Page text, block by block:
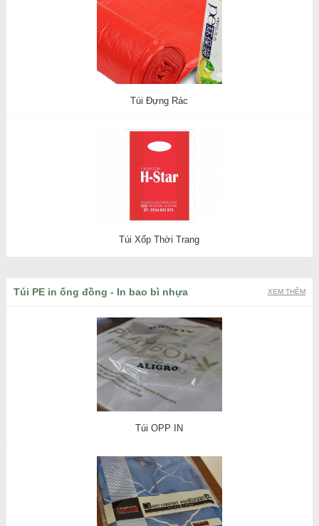
Túi Đựng Rác
Túi Xốp Thời Trang
Túi PE in ống đồng - In bao bì nhựa XEM THÊM
Túi OPP IN